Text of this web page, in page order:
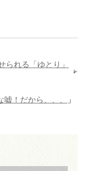
られる「ゆとり」
！だから、、、 」